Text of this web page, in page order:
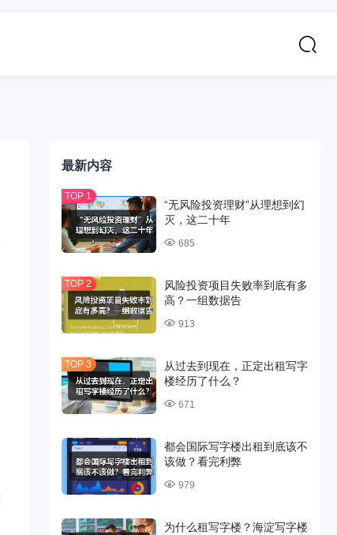
最新内容
“无风险投资理财”从理想到幻
灭，这二十年
685
风险投资项目失败率到底有多
高？一组数据告
913
从过去到现在，正定出租写字
楼经历了什么？
671
都会国际写字楼出租到底该不
该做？看完利弊
979
为什么租写字楼？海淀写字楼